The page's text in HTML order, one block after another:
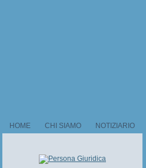
HOME CHI SIAMO NOTIZIARIO